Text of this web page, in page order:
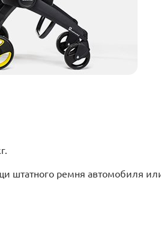
штатного ремня автомобиля